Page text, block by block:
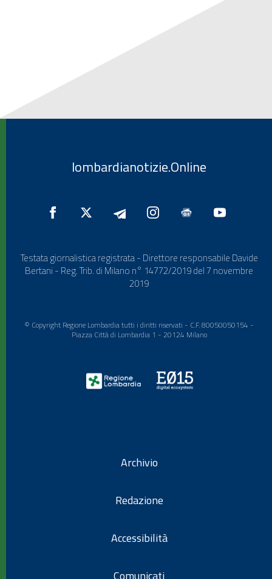
lombardianotizie.Online
Testata giornalistica registrata - Direttore responsabile Davide
Bertani - Reg. Trib. di Milano n° 14772/2019 del 7 novembre
2019
© Copyright Regione Lombardia tutti i diritti riservati - C.F. 80050050154 -
Piazza Città di Lombardia 1 - 20124 Milano
Archivio
Redazione
Accessibilità
Comunicati